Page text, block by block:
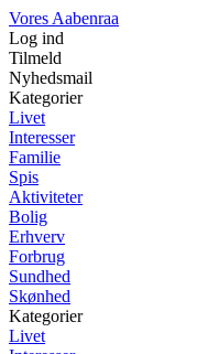
Vores Aabenraa
Log ind
Tilmeld
Nyhedsmail
Kategorier
Livet
Interesser
Familie
Spis
Aktiviteter
Bolig
Erhverv
Forbrug
Sundhed
Skønhed
Kategorier
Livet